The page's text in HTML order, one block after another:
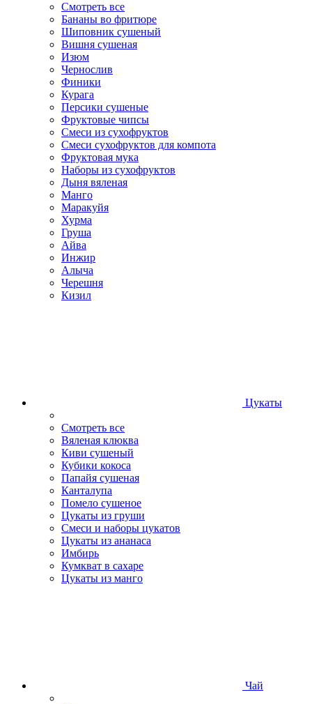
Смотреть все
Бананы во фритюре
Шиповник сушеный
Вишня сушеная
Изюм
Чернослив
Финики
Курага
Персики сушеные
Фруктовые чипсы
Смеси из сухофруктов
Смеси сухофруктов для компота
Фруктовая мука
Наборы из сухофруктов
Дыня вяленая
Манго
Маракуйя
Хурма
Груша
Айва
Инжир
Алыча
Черешня
Кизил
Цукаты
Смотреть все
Вяленая клюква
Киви сушеный
Кубики кокоса
Папайя сушеная
Канталупа
Помело сушеное
Цукаты из груши
Смеси и наборы цукатов
Цукаты из ананаса
Имбирь
Кумкват в сахаре
Цукаты из манго
Чай